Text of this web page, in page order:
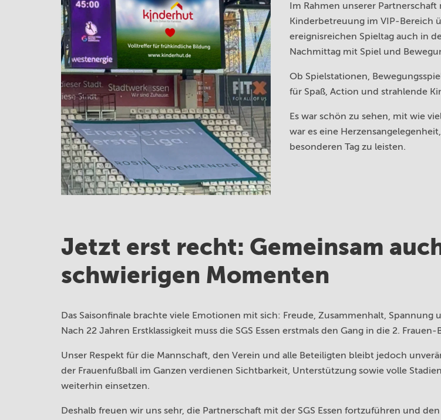
Im Rahmen unserer Partnerschaft
Kinderbetreuung im VIP-Bereich
ereignisreichen Spieltag auch in
Nachmittag mit Spiel und
Ob Spielstationen,
für Spaß, Action und strahlende
Es war schön zu sehen, mit wie
war es eine
besonderen Tag zu leisten.
Jetzt erst recht: Gemeinsam
schwierigen Momenten
Das Saisonfinale brachte viele Emotionen mit sich: Freude, Zusammenhalt, Spannung
Nach 22 Jahren Erstklassigkeit muss die SGS Essen erstmals den Gang in die 2.
Unser Respekt für die Mannschaft, den Verein und alle Beteiligten bleibt jedoch
der Frauenfußball im Ganzen verdienen Sichtbarkeit, Unterstützung sowie volle
weiterhin einsetzen.
Deshalb freuen wir uns sehr, die Partnerschaft mit der SGS Essen fortzuführen und